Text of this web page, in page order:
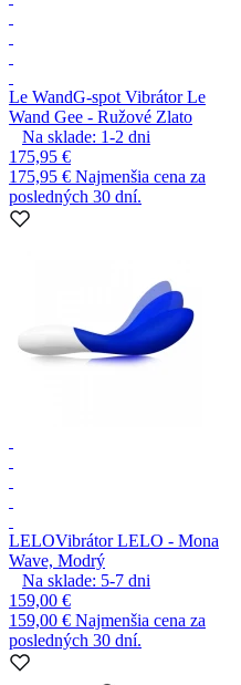
Le WandG-spot Vibrátor Le
Wand Gee - Ružové Zlato
Na sklade: 1-2 dni
175,95 €
175,95 € Najmenšia cena za
posledných 30 dní.
LELOVibrátor LELO - Mona
Wave, Modrý
Na sklade: 5-7 dni
159,00 €
159,00 € Najmenšia cena za
posledných 30 dní.